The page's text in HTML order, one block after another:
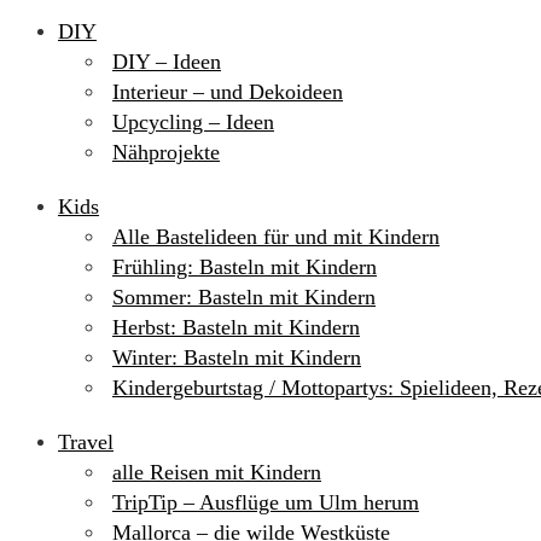
DIY
DIY – Ideen
Interieur – und Dekoideen
Upcycling – Ideen
Nähprojekte
Kids
Alle Bastelideen für und mit Kindern
Frühling: Basteln mit Kindern
Sommer: Basteln mit Kindern
Herbst: Basteln mit Kindern
Winter: Basteln mit Kindern
Kindergeburtstag / Mottopartys: Spielideen,
Travel
alle Reisen mit Kindern
TripTip – Ausflüge um Ulm herum
Mallorca – die wilde Westküste